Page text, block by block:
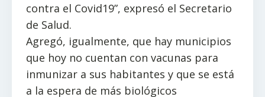
contra el Covid19”, expresó el Secretario
de Salud.
Agregó, igualmente, que hay municipios
que hoy no cuentan con vacunas para
inmunizar a sus habitantes y que se está
a la espera de más biológicos